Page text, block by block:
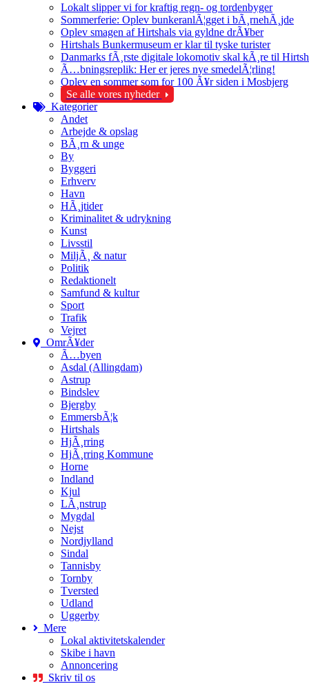
Lokalt slipper vi for kraftig regn- og tordenbyger
Sommerferie: Oplev bunkeranlÃ¦gget i bÃ¸rnehÃ¸jde
Oplev smagen af Hirtshals via gyldne drÃ¥ber
Hirtshals Bunkermuseum er klar til tyske turister
Danmarks fÃ¸rste digitale lokomotiv skal kÃ¸re til
Ã…bningsreplik: Her er jeres nye smedelÃ¦rling!
Oplev en sommer som for 100 Ã¥r siden i Mosbjerg
Se alle vores nyheder
Kategorier
Andet
Arbejde & opslag
BÃ¸rn & unge
By
Byggeri
Erhverv
Havn
HÃ¸jtider
Kriminalitet & udrykning
Kunst
Livsstil
MiljÃ¸ & natur
Politik
Redaktionelt
Samfund & kultur
Sport
Trafik
Vejret
OmrÃ¥der
Ã…byen
Asdal (Allingdam)
Astrup
Bindslev
Bjergby
EmmersbÃ¦k
Hirtshals
HjÃ¸rring
HjÃ¸rring Kommune
Horne
Indland
Kjul
LÃ¸nstrup
Mygdal
Nejst
Nordjylland
Sindal
Tannisby
Tornby
Tversted
Udland
Uggerby
Mere
Lokal aktivitetskalender
Skibe i havn
Annoncering
Skriv til os